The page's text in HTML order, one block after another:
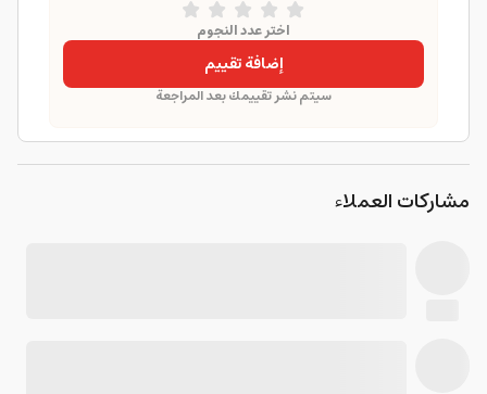
اختر عدد النجوم
إضافة تقييم
سيتم نشر تقييمك بعد المراجعة
مشاركات العملاء